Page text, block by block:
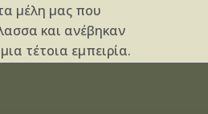
μέλη μας που
και ανέβηκαν
τέτοια εμπειρία.